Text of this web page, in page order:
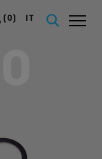
(0) IT